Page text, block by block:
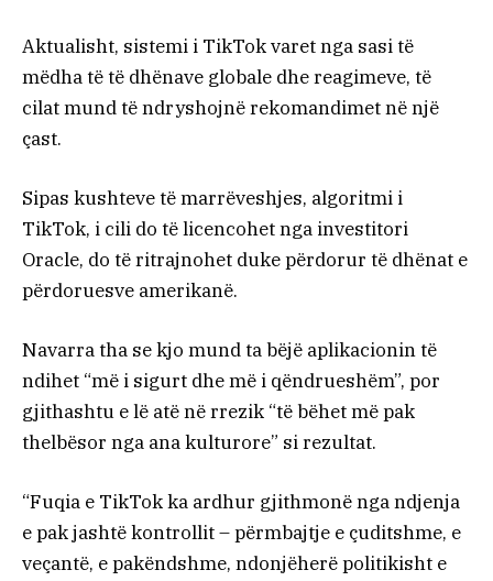
Aktualisht, sistemi i TikTok varet nga sasi të
mëdha të të dhënave globale dhe reagimeve, të
cilat mund të ndryshojnë rekomandimet në një
çast.
Sipas kushteve të marrëveshjes, algoritmi i
TikTok, i cili do të licencohet nga investitori
Oracle, do të ritrajnohet duke përdorur të dhënat e
përdoruesve amerikanë.
Navarra tha se kjo mund ta bëjë aplikacionin të
ndihet “më i sigurt dhe më i qëndrueshëm”, por
gjithashtu e lë atë në rrezik “të bëhet më pak
thelbësor nga ana kulturore” si rezultat.
“Fuqia e TikTok ka ardhur gjithmonë nga ndjenja
e pak jashtë kontrollit – përmbajtje e çuditshme, e
veçantë, e pakëndshme, ndonjëherë politikisht e